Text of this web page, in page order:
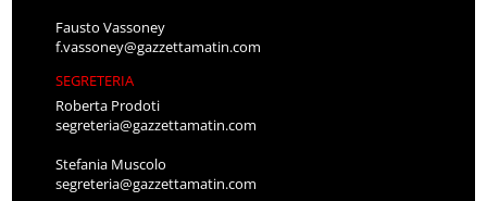
Fausto Vassoney
f.vassoney@gazzettamatin.com
SEGRETERIA
Roberta Prodoti
segreteria@gazzettamatin.com
Stefania Muscolo
segreteria@gazzettamatin.com